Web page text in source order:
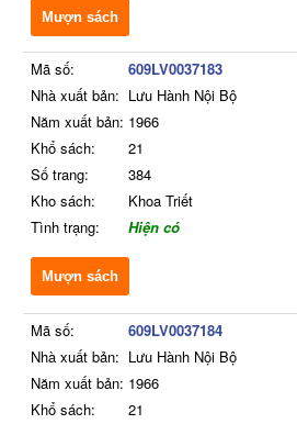
Mượn sách
Mã số:
609LV0037183
Nhà xuất bản: Lưu Hành Nội Bộ
Năm xuất bản: 1966
Khổ sách:
21
Số trang:
384
Kho sách:
Khoa Triết
Tình trạng:
Hiện có
Mượn sách
Mã số:
609LV0037184
Nhà xuất bản: Lưu Hành Nội Bộ
Năm xuất bản: 1966
Khổ sách:
21